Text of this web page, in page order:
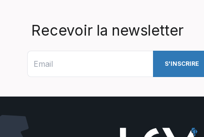
Recevoir la newsletter